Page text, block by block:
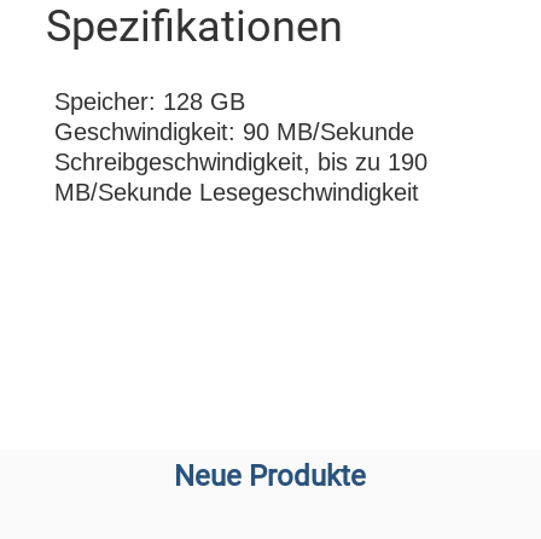
Spezifikationen
Speicher: 128 GB
Geschwindigkeit: 90 MB/Sekunde
Schreibgeschwindigkeit, bis zu 190
MB/Sekunde Lesegeschwindigkeit
Neue Produkte